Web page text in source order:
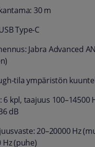
30 m
Type-C
Jabra Advanced
tila ympäristön
kpl, taajuus 100–14500
dB
20–20000 Hz
Hz (puhe)